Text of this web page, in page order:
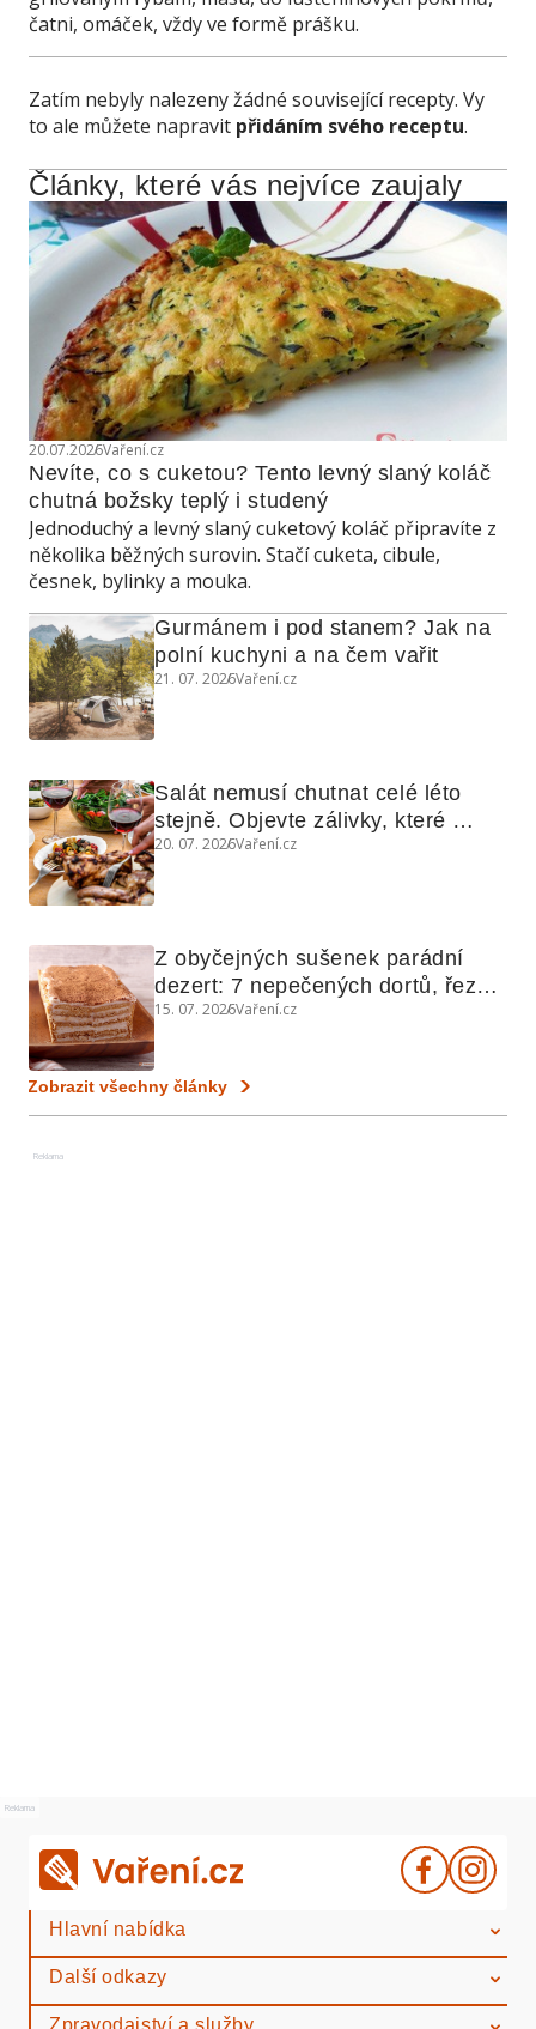
čatni, omáček, vždy ve formě prášku.
Zatím nebyly nalezeny žádné související recepty. Vy
to ale můžete napravit přidáním svého receptu.
Články, které vás nejvíce zaujaly
20.07.2026Vaření.cz
Nevíte, co s cuketou? Tento levný slaný koláč
chutná božsky teplý i studený
Jednoduchý a levný slaný cuketový koláč připravíte z
několika běžných surovin. Stačí cuketa, cibule,
česnek, bylinky a mouka.
Gurmánem i pod stanem? Jak na
polní kuchyni a na čem vařit
21. 07. 2026Vaření.cz
Salát nemusí chutnat celé léto
stejně. Objevte zálivky, které
využijete i na maso, nudle nebo
20. 07. 2026Vaření.cz
Z obyčejných sušenek parádní
dezert: 7 nepečených dortů, řezů
a koláčů
15. 07. 2026Vaření.cz
Zobrazit všechny články
Reklama
Reklama
Hlavní nabídka
Další odkazy
Zpravodajství a služby